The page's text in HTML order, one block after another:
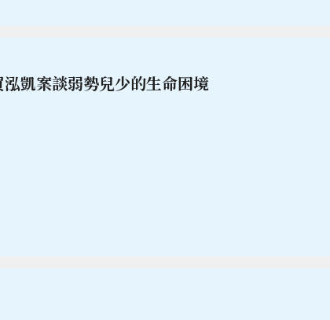
凱案談弱勢兒少的生命困境